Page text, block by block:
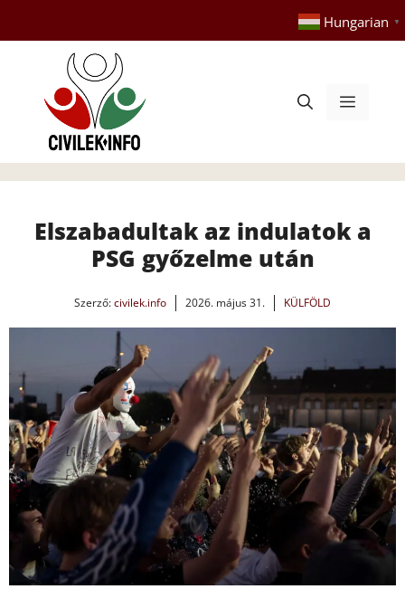
tartalomba
Hungarian ▼
Menü
Elszabadultak az indulatok a
PSG győzelme után
Szerző:civilek.info 2026. május 31. KÜLFÖLD